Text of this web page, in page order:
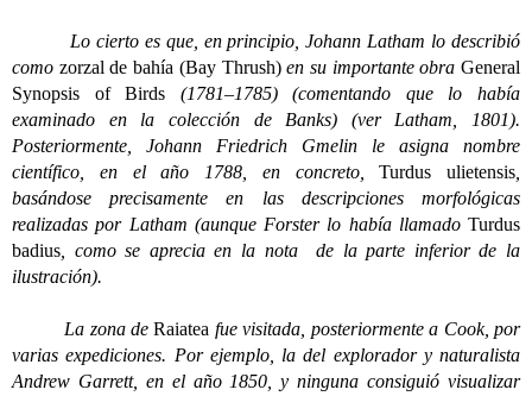
Lo cierto es que, en principio, Johann Latham lo describió
como zorzal de bahía (Bay Thrush)en su importante obraGeneral
Synopsis of Birds (1781–1785) (comentando que lo había
examinado en la colección de Banks) (ver Latham, 1801).
Posteriormente, Johann Friedrich Gmelin le asigna nombre
científico, en el año 1788, en concreto,Turdus ulietensis
basándose precisamente en las descripciones morfológicas
realizadas por Latham (aunque Forster lo había llamado Turdus
badius , como se aprecia en la nota de la parte inferior de la
ilustración).
La zona deRaiatea fue visitada, posteriormente a Cook, por
varias expediciones. Por ejemplo, la del explorador y naturalista
Andrew Garrett, en el año 1850, y ninguna consiguió visualizar